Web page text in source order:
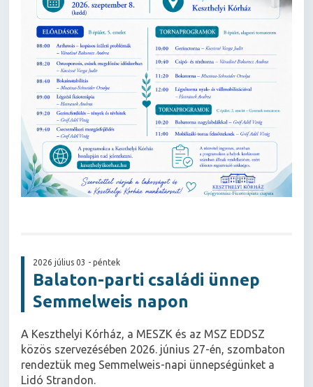
2026 július 03 - péntek
Balaton-parti családi ünnep
Semmelweis napon
A Keszthelyi Kórház, a MESZK és az MSZ EDDSZ
közös szervezésében 2026. június 27-én, szombaton
rendeztük meg Semmelweis-napi ünnepségünket a
Lidó Strandon.